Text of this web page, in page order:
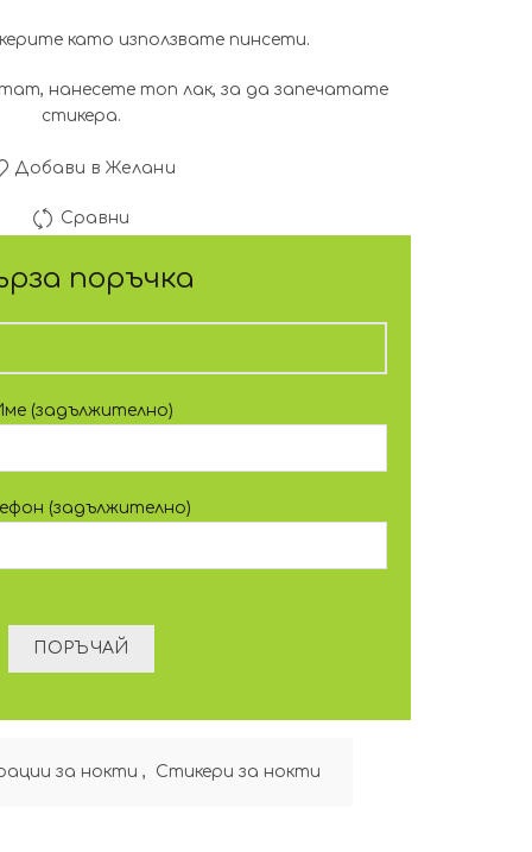
като използвате пинсети.
нанесете топ лак, за да запечатате
стикера.
Добави в Желани
Сравни
поръчка
(задължително)
(задължително)
за нокти , Стикери за нокти